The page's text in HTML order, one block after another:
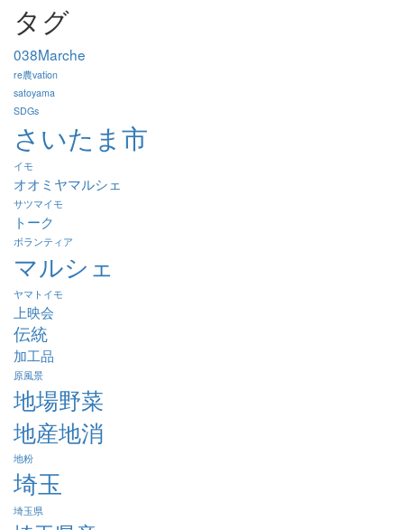
タグ
038Marche
re農vation
satoyama
SDGs
さいたま市
イモ
オオミヤマルシェ
サツマイモ
トーク
ボランティア
マルシェ
ヤマトイモ
上映会
伝統
加工品
原風景
地場野菜
地産地消
地粉
埼玉
埼玉県